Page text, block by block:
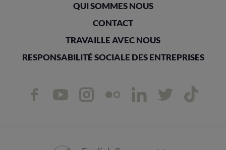
QUI SOMMES NOUS
CONTACT
TRAVAILLE AVEC NOUS
RESPONSABILITÉ SOCIALE DES ENTREPRISES